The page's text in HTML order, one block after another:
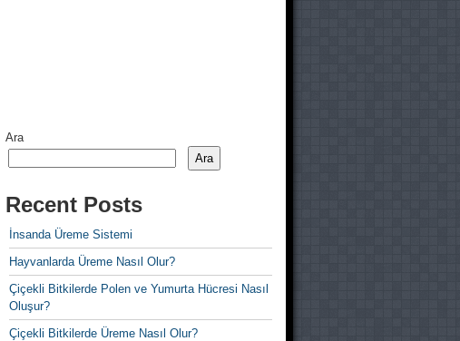
Ara
Ara
Recent Posts
İnsanda Üreme Sistemi
Hayvanlarda Üreme Nasıl Olur?
Çiçekli Bitkilerde Polen ve Yumurta Hücresi Nasıl
Oluşur?
Çiçekli Bitkilerde Üreme Nasıl Olur?